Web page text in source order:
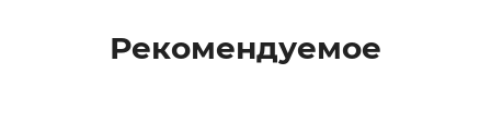
Рекомендуемое